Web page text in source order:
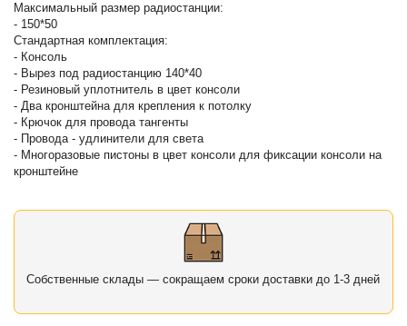
Максимальный размер радиостанции:
- 150*50
Стандартная комплектация:
- Консоль
- Вырез под радиостанцию 140*40
- Резиновый уплотнитель в цвет консоли
- Два кронштейна для крепления к потолку
- Крючок для провода тангенты
- Провода - удлинители для света
- Многоразовые пистоны в цвет консоли для фиксации консоли на
кронштейне
Собственные склады — сокращаем сроки доставки до 1-3 дней